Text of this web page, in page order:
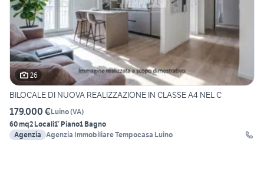
26
BILOCALE DI NUOVA REALIZZAZIONE IN CLASSE A4 NEL C
179.000 €Luino(VA)
60 mq2 Locali1° Piano1 Bagno
Agenzia Agenzia Immobiliare Tempocasa Luino